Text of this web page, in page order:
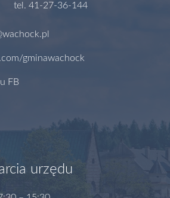
tel. 41-27-36-144
gminawachock
FB
urzędu